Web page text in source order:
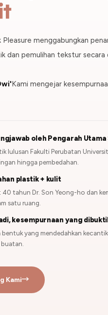
Pleasure menggabungkan
dan pemulihan tekstur
Kami mengejar
oleh Pengarah Utama
lulusan Fakulti Perubatan
hingga pembedahan.
plastik + kulit
40 tahun Dr. Son Yeong-ho dan
satu ruang.
kesempurnaan yang
bentuk yang mendedahkan
Kami